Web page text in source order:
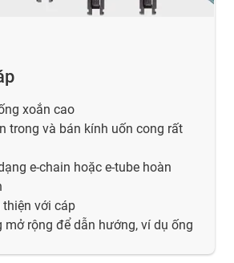
xoắn cao
trong và bán kính uốn cong rất
e-chain hoặc e-tube hoàn
với cáp
mở rộng để dẫn hướng, ví dụ ống